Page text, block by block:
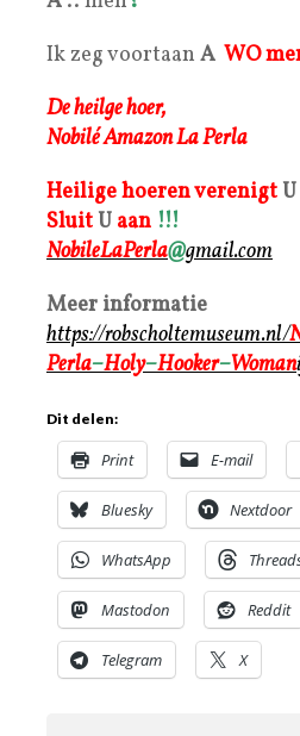
Ik zeg voortaan A WO
De heilge hoer,
Nobilé Amazon La Perla
Heilige hoeren verenigt U
Sluit U aan !!!
NobileLaPerla@gmail.com
Meer informatie
https://robscholtemuseum.nl/
Perla–Holy–Hooker–Woman
Dit delen:
Print E-mail
Bluesky Nextdoor
WhatsApp
Mastodon Reddit
Telegram X